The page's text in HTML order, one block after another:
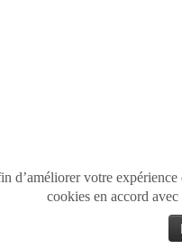
d’améliorer votre
cookies en accord